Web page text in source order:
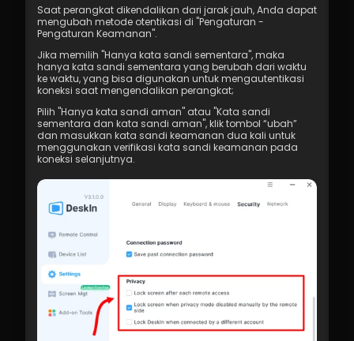
Saat perangkat dikendalikan dari jarak jauh, Anda dapat
mengubah metode otentikasi di "Pengaturan -
Pengaturan Keamanan".
Jika memilih "Hanya kata sandi sementara", maka
hanya kata sandi sementara yang berubah dari waktu
ke waktu, yang bisa digunakan untuk mengautentikasi
koneksi saat mengendalikan perangkat;
Pilih "Hanya kata sandi aman" atau "Kata sandi
sementara dan kata sandi aman", klik tombol “ubah”
dan masukkan kata sandi keamanan dua kali untuk
menggunakan verifikasi kata sandi keamanan pada
koneksi selanjutnya.